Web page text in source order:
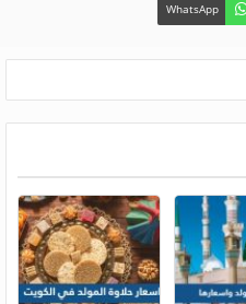
WhatsApp